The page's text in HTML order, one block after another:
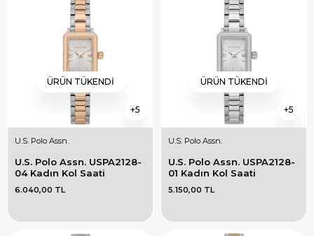
5
ÜRÜN TÜKENDI
U.S. Polo Assn.
U.S. Polo Assn. USPA2128-
04 Kadın Kol Saati
6.040,00 TL
5
ÜRÜN TÜKENDI
U.S. Polo Assn.
U.S. Polo Assn. USPA2128-
01 Kadın Kol Saati
5.150,00 TL